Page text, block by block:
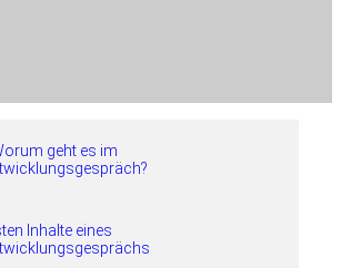
geht es im
Inhalte eines